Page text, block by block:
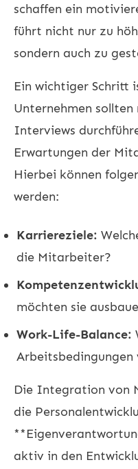
schaffen ein
führt nicht nur zu
sondern auch zu
Ein wichtiger Schritt
Unternehmen
Interviews
Erwartungen der
Hierbei können
werden:
Karriereziele:
die Mitarbeiter?
möchten sie
Work-Life-Balance:
Arbeitsbedingungen
Die Integration von
die
aktiv in den